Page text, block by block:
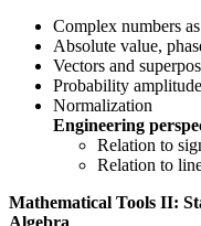
Complex numbers
Absolute value,
Vectors and
Probability
Normalization
Engineering
Relation to
Relation to
Mathematical Tools II:
Algebra